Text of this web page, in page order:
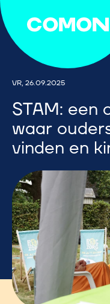
VR, 26.09.2025
STAM: een
waar
vinden en